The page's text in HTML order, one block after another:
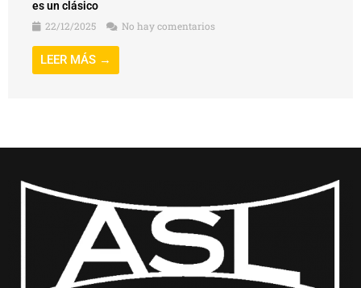
es un clásico
22/12/2025
No hay comentarios
LEER MÁS →